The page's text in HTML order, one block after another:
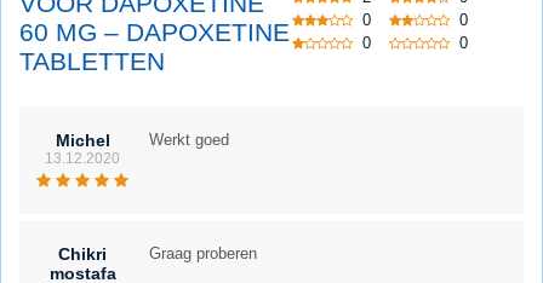
60 MG – DAPOXETINE
TABLETTEN
0
0
0
0
Michel
13.12.2020
Werkt goed
Chikri
mostafa
Graag proberen